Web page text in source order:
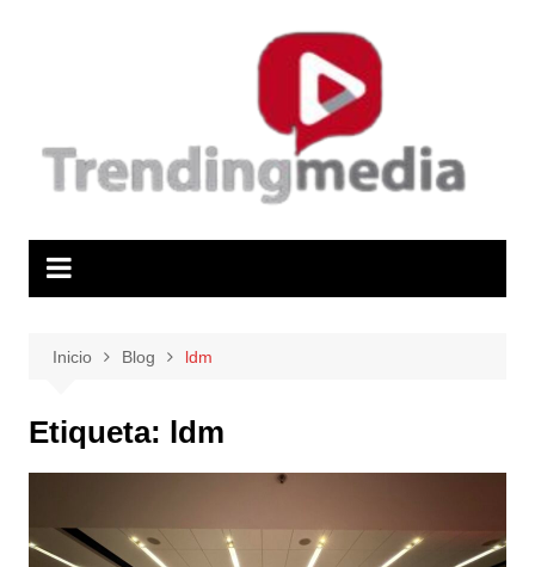
Inicio Blog ldm
Etiqueta: ldm